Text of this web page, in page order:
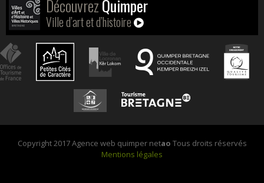
DécouvrezQuimper
Ville d’art et d’histoire
Copyright 2017 Agence web quimper netao Tous droits réservés
Mentions légales